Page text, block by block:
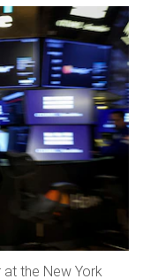
at the New York